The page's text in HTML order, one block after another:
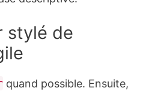
stylé de
quand possible. Ensuite,